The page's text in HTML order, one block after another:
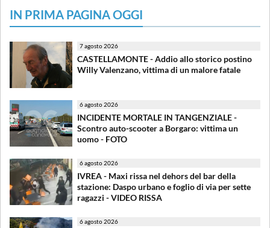
IN PRIMA PAGINA OGGI
7 agosto 2026
CASTELLAMONTE - Addio allo storico postino
Willy Valenzano, vittima di un malore fatale
6 agosto 2026
INCIDENTE MORTALE IN TANGENZIALE -
Scontro auto-scooter a Borgaro: vittima un
uomo - FOTO
6 agosto 2026
IVREA - Maxi rissa nel dehors del bar della
stazione: Daspo urbano e foglio di via per sette
ragazzi - VIDEO RISSA
6 agosto 2026